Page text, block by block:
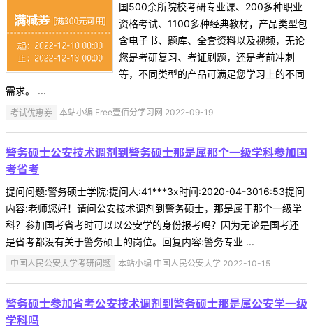
国500余所院校考研专业课、200多种职业
资格考试、1100多种经典教材，产品类型包
含电子书、题库、全套资料以及视频，无论
您是考研复习、考证刷题，还是考前冲刺
等，不同类型的产品可满足您学习上的不同
需求。 ...
考试优惠券 本站小编 Free壹佰分学习网 2022-09-19
警务硕士公安技术调剂到警务硕士那是属那个一级学科参加国
考省考
提问问题:警务硕士学院:提问人:41***3x时间:2020-04-3016:53提问
内容:老师您好！请问公安技术调剂到警务硕士，那是属于那个一级学
科？参加国考省考时可以以公安学的身份报考吗？因为无论是国考还
是省考都没有关于警务硕士的岗位。回复内容:警务专业 ...
中国人民公安大学考研问题 本站小编 中国人民公安大学 2022-10-15
警务硕士参加省考公安技术调剂到警务硕士那是属公安学一级
学科吗